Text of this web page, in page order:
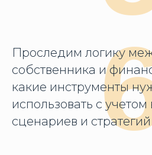
Проследим логику
собственника и
какие инструменты
использовать с
сценариев и стратегий